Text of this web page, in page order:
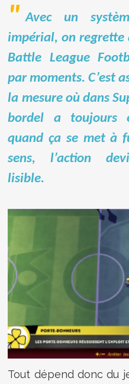
Avec un
impérial, on regrette
Battle League
par moments. C’est
la mesure où dans
bordel a toujours
quand ça se met à
sens, l’action
lisible.
Tout dépend donc du